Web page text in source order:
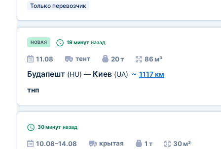
Только перевозчик
НОВАЯ 19 минут назад
11.08 тент 20 т 86 м³
Будапешт (HU) — Киев (UA) ~ 1117 км
тнп
30 минут назад
10.08–14.08 крытая 1 т 30 м³